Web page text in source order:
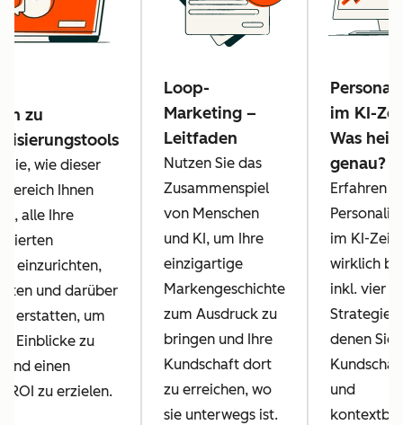
zu
Sie, wie dieser
Ihnen
alle Ihre
einzurichten,
und darüber
erstatten, um
Einblicke zu
und einen
ROI zu erzielen.
Loop-
Marketing –
Leitfaden
Nutzen Sie das
Zusammenspiel
von Menschen
und KI, um Ihre
einzigartige
Markengeschichte
zum Ausdruck zu
bringen und Ihre
Kundschaft dort
zu erreichen, wo
sie unterwegs ist.
im KI-
Was
genau?
Erfahren
im KI-
wirklich
inkl. vier
denen Sie
und